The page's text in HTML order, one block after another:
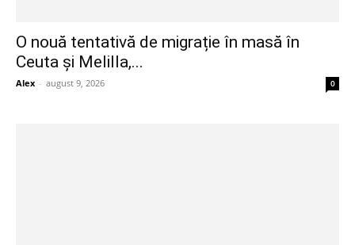
O nouă tentativă de migrație în masă în
Ceuta și Melilla,...
Alex - august 9, 2026 0